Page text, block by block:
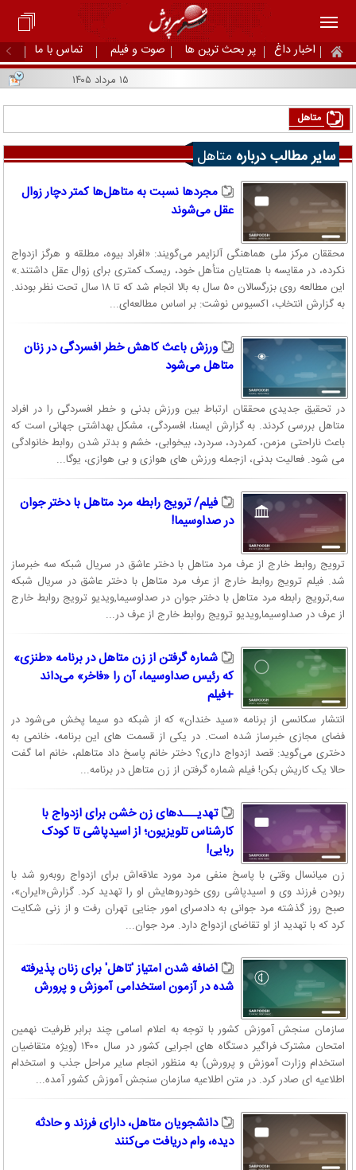
اخبار داغ پر بحث ترین ها صوت و فیلم تماس با ما
متاهل
سایر مطالب درباره متاهل
مجرد‌ها نسبت به متاهل‌ها کمتر دچار زوال
عقل می‌شوند
محققان مرکز ملی هماهنگی آلزایمر می‌گویند: «افراد بیوه، مطلقه و هرگز ازدواج
نکرده، در مقایسه با همتایان متأهل خود، ریسک کمتری برای زوال عقل داشتند.»
این مطالعه روی بزرگسالان ۵۰ سال به بالا انجام شد که تا ۱۸ سال تحت نظر بودند.
به گزارش انتخاب، اکسیوس نوشت: بر اساس مطالعه‌ای...
ورزش باعث کاهش خطر افسردگی در زنان
متاهل می‌شود
در تحقیق جدیدی محققان ارتباط بین ورزش بدنی و خطر افسردگی را در افراد
متاهل بررسی کردند. به گزارش ایسنا، افسردگی، مشکل بهداشتی جهانی است که
باعث ناراحتی مزمن، کمردرد، سردرد، بیخوابی، خشم و بدتر شدن روابط خانوادگی
می شود. فعالیت بدنی، ازجمله ورزش های هوازی و بی هوازی، یوگا...
فیلم/ ترویج رابطه مرد متاهل با دختر جوان
در صداوسیما!
ترویج روابط خارج از عرف مرد متاهل با دختر عاشق در سریال شبکه سه خبرساز
شد. فیلم ترویج روابط خارج از عرف مرد متاهل با دختر عاشق در سریال شبکه
سه,ترویج رابطه مرد متاهل با دختر جوان در صداوسیما,ویدیو ترویج روابط خارج
از عرف در صداوسیما,ویدیو ترویج روابط خارج از عرف در...
شماره گرفتن از زن متاهل در برنامه «طنزی»
که رئیس صداوسیما، آن را «فاخر» می‌داند
+فیلم
انتشار سکانسی از برنامه «سید خندان» که از شبکه دو سیما پخش می‌شود در
فضای مجازی خبرساز شده است. در یکی از قسمت های این برنامه، خانمی به
دختری می‌گوید: قصد ازدواج داری؟ دختر خانم پاسخ داد متاهلم، خانم اما گفت
حالا یک کاریش بکن! فیلم شماره گرفتن از زن متاهل در برنامه...
تهدیـــدهای زن خشن برای ازدواج با
کارشناس تلویزیون؛ از اسیدپاشی تا کودک
ربایی!
زن میانسال وقتی با پاسخ منفی مرد مورد علاقه‌اش برای ازدواج روبه‌رو شد با
ربودن فرزند وی و اسیدپاشی روی خودروهایش او را تهدید کرد. گزارش«ایران»،
صبح روز گذشته مرد جوانی به دادسرای امور جنایی تهران رفت و از زنی شکایت
کرد که با تهدید از او تقاضای ازدواج دارد. مرد جوان...
اضافه شدن امتیاز 'تاهل' برای زنان پذیرفته
شده در آزمون استخدامی آموزش و پرورش
سازمان سنجش آموزش کشور با توجه به اعلام اسامی چند برابر ظرفیت نهمین
امتحان مشترک فراگیر دستگاه های اجرایی کشور در سال ۱۴۰۰ (ویژه متقاضیان
استخدام وزارت آموزش و پرورش) به منظور انجام سایر مراحل جذب و استخدام
اطلاعیه ای صادر کرد. در متن اطلاعیه سازمان سنجش آموزش کشور آمده...
دانشجویان متاهل، دارای فرزند و حادثه
دیده، وام دریافت می‌کنند